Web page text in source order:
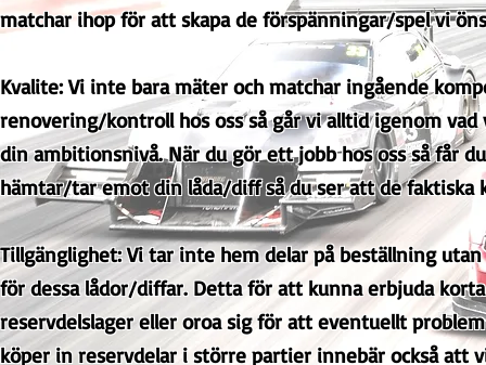
matchar ihop för att skapa de förspänningar/spel vi
Kvalite: Vi inte bara mäter och matchar ingående
renovering/kontroll hos oss så går vi alltid igenom
din ambitionsnivå. När du gör ett jobb hos oss så får
hämtar/tar emot din låda/diff så du ser att de faktiska
Tillgänglighet: Vi tar inte hem delar på beställning
för dessa lådor/diffar. Detta för att kunna erbjuda
reservdelslager eller oroa sig för att eventuellt
köper in reservdelar i större partier innebär också att